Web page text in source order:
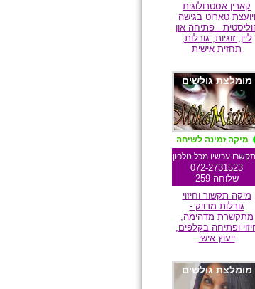
קארין אסטרולוגית
ויועצת טארוט בגישה
- פתיחה און
ליין, זוגיות, גורלות,
תחזית אישית
מומלצת גולשים
מיקה זמינה לשיחה
עכשיו מכל טלפון
072-2731523
שלוחה 259
מיקה תקשור וחיזוי
גורלות מדויק -
מתקשרת מדהימה,
ופתיחה בקלפים,
ייעוץ אישי
מומלצת גולשים